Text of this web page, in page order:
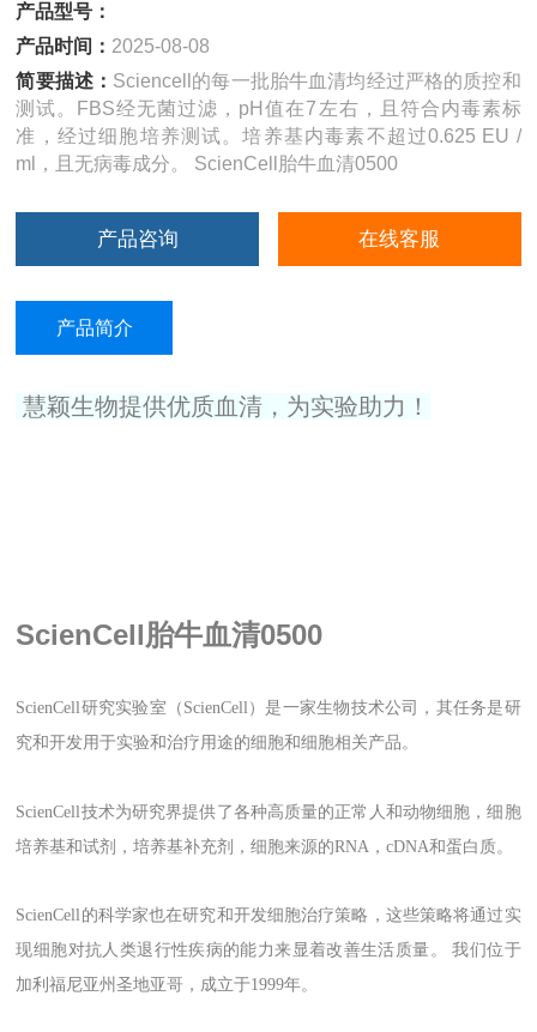
产品型号：
产品时间： 2025-08-08
简要描述： ​Sciencell的每一批胎牛血清均经过严格的质控和
测试。FBS经无菌过滤，pH值在7左右，且符合内毒素标
准，经过细胞培养测试。培养基内毒素不超过0.625 EU /
ml，且无病毒成分。 ScienCell胎牛血清0500
产品咨询 在线客服
产品简介
慧颖生物提供优质血清，为实验助力！
ScienCell胎牛血清0500
ScienCell研究实验室（ScienCell）是一家生物技术公司，其任务是研
究和开发用于实验和治疗用途的细胞和细胞相关产品。
ScienCell技术为研究界提供了各种高质量的正常人和动物细胞，细胞
培养基和试剂，培养基补充剂，细胞来源的RNA，cDNA和蛋白质。
ScienCell的科学家也在研究和开发细胞治疗策略，这些策略将通过实
现细胞对抗人类退行性疾病的能力来显着改善生活质量。 我们位于
加利福尼亚州圣地亚哥，成立于1999年。